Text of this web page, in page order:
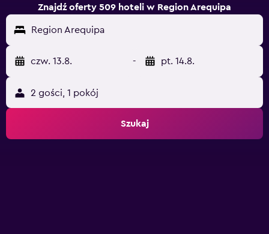
Znajdź oferty 509 hoteli w Region Arequipa
Region Arequipa
czw. 13.8. - pt. 14.8.
2 gości, 1 pokój
Szukaj